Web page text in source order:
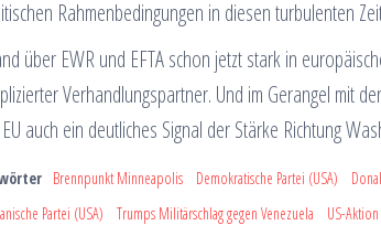
Rahmenbedingungen in diesen turbulenten
über EWR und EFTA schon jetzt stark in
Verhandlungspartner. Und im Gerangel mit
auch ein deutliches Signal der Stärke Richtung
Brennpunkt Minneapolis Demokratische Partei (USA)
Partei (USA)
Trumps Militärschlag gegen Venezuela US-